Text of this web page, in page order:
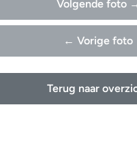
Volgende foto
← Vorige foto
Terug naar